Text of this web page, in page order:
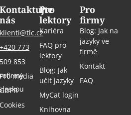
Pro
firmy
Blog: Jak na
jazyky ve
firmě
Kontakt
FAQ
Pro
lektory
Kariéra
FAQ pro
lektory
Blog: Jak
učit jazyky
MyCat login
Knihovna
Kontaktujte
nás
klienti@tlc.cz
+420 773
509 853
Pro média
Cookies